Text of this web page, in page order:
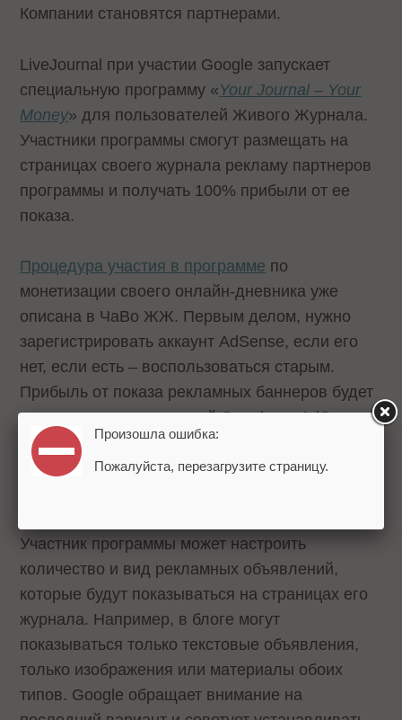
Компании становятся партнерами.
LiveJournal при участии Google запускает
специальную программу «Your Journal – Your
Money» для пользователей Живого Журнала.
Участники программы смогут размещать на
страницах своего журнала рекламу партнеров
программы и получать 100% прибыли от ее
показа.
Процедура участия в программе по
монетизации своего онлайн-дневника уже
описана в ЧаВо ЖЖ. Первым делом, нужно
зарегистрировать аккаунт AdSense, если его
нет, если есть – воспользоваться старым.
Прибыль от показа рекламных баннеров будет
перечисляться компанией Google на AdSense-
аккаунт пользователя. Более подробную
информацию о порядке расчетов можно найти
Участник программы может настроить
количество и вид рекламных объявлений,
которые будут показываться на страницах его
журнала. Например, в блоге могут
показываться только текстовые объявления,
только изображения или материалы обоих
типов. Google обращает внимание на
Произошла ошибка:
Пожалуйста, перезагрузите страницу.